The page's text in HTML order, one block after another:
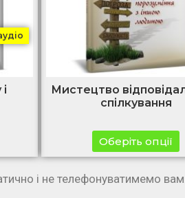
Мистецтво
спілкування
Оберіть опції
і не телефонуватимемо